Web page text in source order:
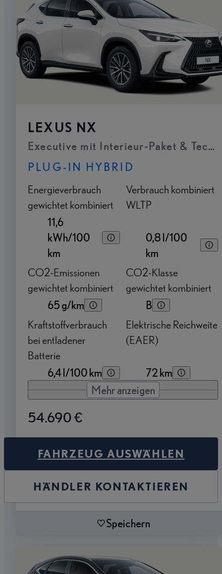
LEXUS NX
Executive mit Interieur-Paket &
PLUG-IN HYBRID
Energieverbrauch
gewichtet kombiniert
11,6
kWh/100
km
Verbrauch kombiniert
WLTP
0,8 l/100
km
CO2-Emissionen
gewichtet kombiniert
65 g/km
CO2-Klasse
gewichtet kombiniert
B
Kraftstoffverbrauch
bei entladener
Batterie
6,4 l/100 km
Elektrische Reichweite
(EAER)
72 km
Mehr anzeigen
54.690 €
FAHRZEUG AUSWÄHLEN
HÄNDLER KONTAKTIEREN
Speichern